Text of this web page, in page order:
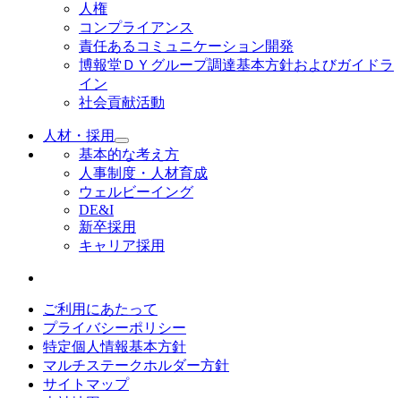
人権
コンプライアンス
責任あるコミュニケーション開発
博報堂ＤＹグループ調達基本方針およびガイドラ
イン
社会貢献活動
人材・採用
基本的な考え方
人事制度・人材育成
ウェルビーイング
DE&I
新卒採用
キャリア採用
ご利用にあたって
プライバシーポリシー
特定個人情報基本方針
マルチステークホルダー方針
サイトマップ